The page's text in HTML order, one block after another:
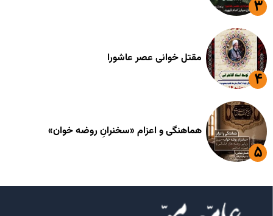
مقتل خوانی عصر عاشورا
هماهنگی و اعزام «سخنرانِ روضه خوان»